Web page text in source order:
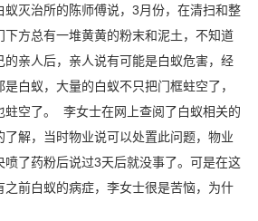
蚁灭治所的陈师傅说，3月份，在清扫和整
方总有一堆黄黄的粉末和泥土，不知道
亲人后，亲人说有可能是白蚁危害，经
白蚁，大量的白蚁不只把门框蛀空了，
蛀空了。 李女士在网上查阅了白蚁相关的
解，当时物业说可以处置此问题，物业
喷了药粉后说过3天后就没事了。可是在这
前白蚁的病症，李女士很是苦恼，为什